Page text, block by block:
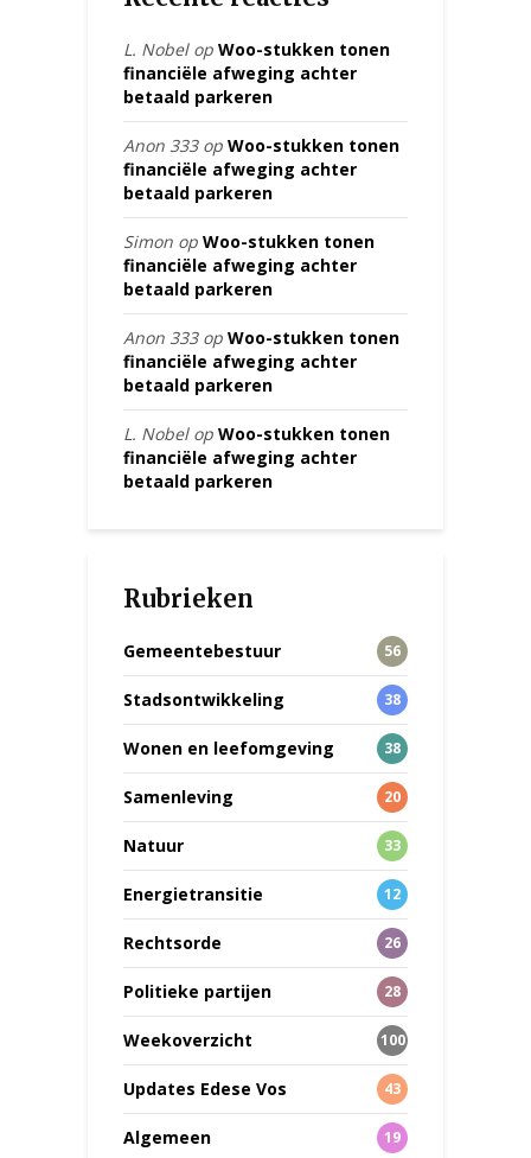
L. Nobelop Woo-stukken tonen
financiële afweging achter
betaald parkeren
Anon 333op Woo-stukken tonen
financiële afweging achter
betaald parkeren
Simon op Woo-stukken tonen
financiële afweging achter
betaald parkeren
Anon 333op Woo-stukken tonen
financiële afweging achter
betaald parkeren
L. Nobelop Woo-stukken tonen
financiële afweging achter
betaald parkeren
Rubrieken
Gemeentebestuur 56
Stadsontwikkeling 38
Wonen en leefomgeving 38
Samenleving 20
Natuur 33
Energietransitie 12
Rechtsorde 26
Politieke partijen 28
Weekoverzicht 100
Updates Edese Vos 43
Algemeen 19